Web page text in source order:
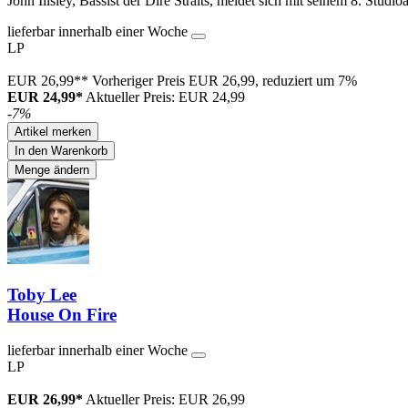
lieferbar innerhalb einer Woche
LP
EUR 26,99** Vorheriger Preis EUR 26,99, reduziert um 7%
EUR 24,99* Aktueller Preis: EUR 24,99
-7%
Artikel merken
In den Warenkorb
Menge ändern
Toby Lee
House On Fire
lieferbar innerhalb einer Woche
LP
EUR 26,99* Aktueller Preis: EUR 26,99